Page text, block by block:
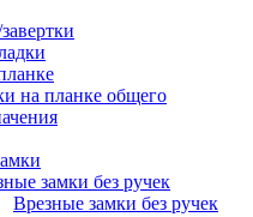
на планке общего
замки без ручек
Врезные замки без ручек